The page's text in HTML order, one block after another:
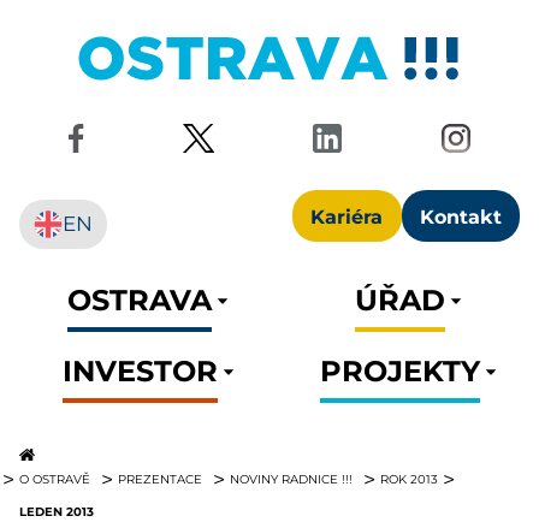
Kariéra Kontakt
EN
OSTRAVA
ÚŘAD
INVESTOR
PROJEKTY
O OSTRAVĚ PREZENTACE NOVINY RADNICE !!! ROK 2013
LEDEN 2013